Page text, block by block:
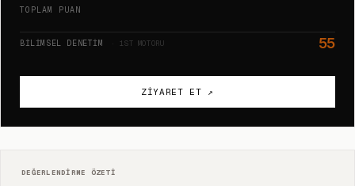
TOPLAM PUAN
BILIMSEL DENETIM · 1ST MOTORU 55
ZIYARET ET ↗
DEĞERLENDIRME ÖZETI